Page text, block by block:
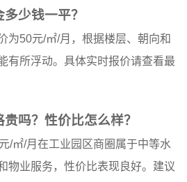
少钱一平？
为50元/㎡/月，根据楼层、朝向和
有所浮动。具体实时报价请查看最
吗？性价比怎么样？
/㎡/月在工业园区商圈属于中等水
物业服务，性价比表现良好。建议